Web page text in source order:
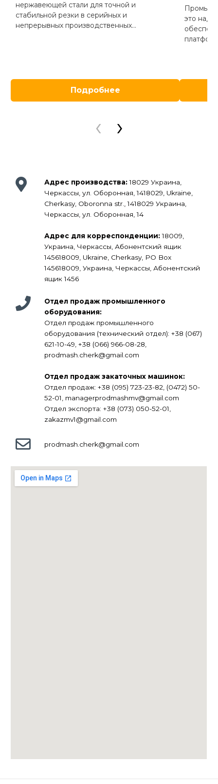
нержавеющей стали для точной и
стабильной резки в серийных и
непрерывных производственных...
Подробнее
это
‹ ›
Адрес производства:18029 Украина,
Черкассы, ул. Оборонная, 1418029, Ukraine,
Cherkasy, Oboronna str., 1418029 Украина,
Черкассы, ул. Оборонная, 14
Адрес для корреспонденции: 18009,
Украина, Черкассы, Абонентский ящик
145618009, Ukraine, Cherkasy, PO Box
145618009, Украина, Черкассы, Абонентский
ящик 1456
Отдел продаж промышленного
оборудования:
Отдел продаж промышленного
оборудования (технический отдел): +38 (067)
621-10-49, +38 (066) 966-08-28,
prodmash.cherk@gmail.com
Отдел продаж закаточных машинок:
Отдел продаж: +38 (095) 723-23-82, (0472) 50-
52-01, managerprodmashmv@gmail.com
Отдел экспорта: +38 (073) 050-52-01,
zakazmv1@gmail.com
prodmash.cherk@gmail.com